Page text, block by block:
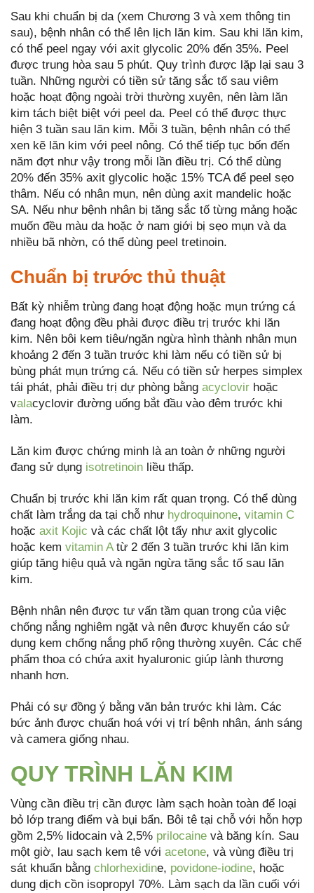
Sau khi chuẩn bị da (xem Chương 3 và xem thông tin
sau), bệnh nhân có thể lên lịch lăn kim. Sau khi lăn kim,
có thể peel ngay với axit glycolic 20% đến 35%. Peel
được trung hòa sau 5 phút. Quy trình được lặp lại sau 3
tuần. Những người có tiền sử tăng sắc tố sau viêm
hoặc hoạt động ngoài trời thường xuyên, nên làm lăn
kim tách biệt biệt với peel da. Peel có thể được thực
hiện 3 tuần sau lăn kim. Mỗi 3 tuần, bệnh nhân có thể
xen kẽ lăn kim với peel nông. Có thể tiếp tục bốn đến
năm đợt như vậy trong mỗi lần điều trị. Có thể dùng
20% đến 35% axit glycolic hoặc 15% TCA để peel sẹo
thâm. Nếu có nhân mụn, nên dùng axit mandelic hoặc
SA. Nếu như bệnh nhân bị tăng sắc tố từng mảng hoặc
muốn đều màu da hoặc ở nam giới bị sẹo mụn và da
nhiều bã nhờn, có thể dùng peel tretinoin.
Chuẩn bị trước thủ thuật
Bất kỳ nhiễm trùng đang hoạt động hoặc mụn trứng cá
đang hoạt động đều phải được điều trị trước khi lăn
kim. Nên bôi kem tiêu/ngăn ngừa hình thành nhân mụn
khoảng 2 đến 3 tuần trước khi làm nếu có tiền sử bị
bùng phát mụn trứng cá. Nếu có tiền sử herpes simplex
tái phát, phải điều trị dự phòng bằng acyclovir hoặc
valacyclovir đường uống bắt đầu vào đêm trước khi
làm.
Lăn kim được chứng minh là an toàn ở những người
đang sử dụng isotretinoin liều thấp.
Chuẩn bị trước khi lăn kim rất quan trọng. Có thể dùng
chất làm trắng da tại chỗ như hydroquinone, vitamin C
hoặc axit Kojic và các chất lột tẩy như axit glycolic
hoặc kem vitamin Atừ 2 đến 3 tuần trước khi lăn kim
giúp tăng hiệu quả và ngăn ngừa tăng sắc tố sau lăn
kim.
Bệnh nhân nên được tư vấn tầm quan trọng của việc
chống nắng nghiêm ngặt và nên được khuyến cáo sử
dụng kem chống nắng phổ rộng thường xuyên. Các chế
phẩm thoa có chứa axit hyaluronic giúp lành thương
nhanh hơn.
Phải có sự đồng ý bằng văn bản trước khi làm. Các
bức ảnh được chuẩn hoá với vị trí bệnh nhân, ánh sáng
và camera giống nhau.
QUY TRÌNH LĂN KIM
Vùng cần điều trị cần được làm sạch hoàn toàn để loại
bỏ lớp trang điểm và bụi bẩn. Bôi tê tại chỗ với hỗn hợp
gồm 2,5% lidocain và 2,5% prilocaine và băng kín. Sau
một giờ, lau sạch kem tê với acetone, và vùng điều trị
sát khuẩn bằng chlorhexidine, povidone-iodine, hoặc
dung dịch cồn isopropyl 70%. Làm sạch da lần cuối với